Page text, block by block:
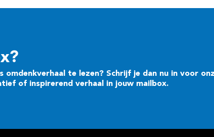
omdenkverhaal te lezen? Schrijf je dan nu in voor
of inspirerend verhaal in jouw mailbox.